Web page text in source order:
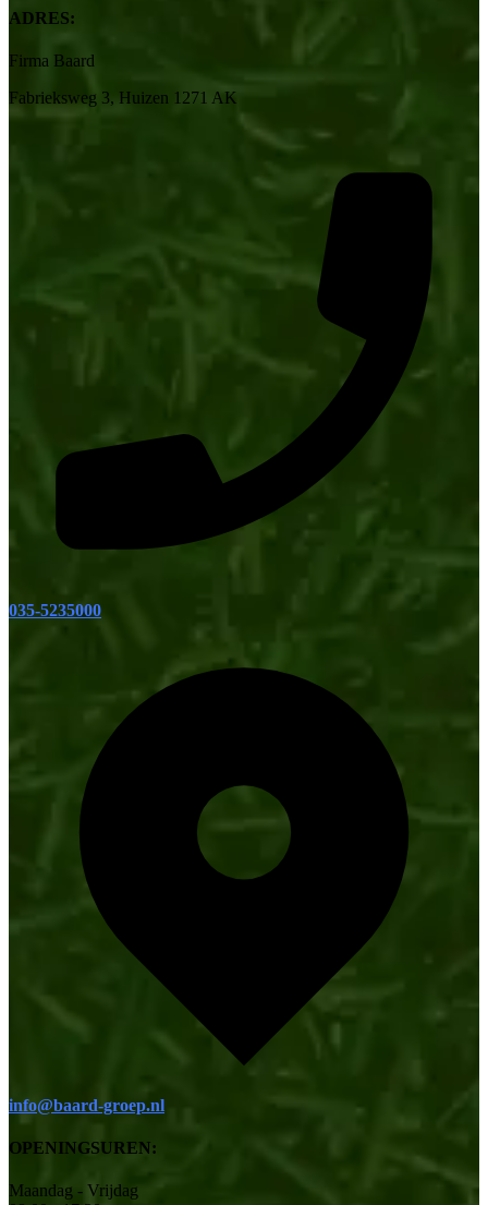
ADRES:
Firma Baard
Fabrieksweg 3, Huizen 1271 AK
035-5235000
info@baard-groep.nl
OPENINGSUREN:
Maandag - Vrijdag